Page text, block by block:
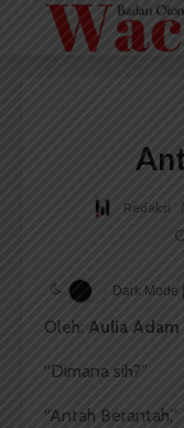
Redaksi
Dark Mode
Oleh: Aulia Adam
“Dimana sih?”
“Antah Berantah,”